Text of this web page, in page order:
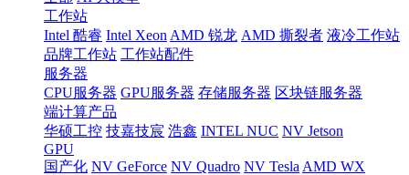
工作站
Intel 酷睿 Intel Xeon AMD 锐龙 AMD 撕裂者 液冷工作站
品牌工作站 工作站配件
服务器
CPU服务器 GPU服务器 存储服务器 区块链服务器
端计算产品
华硕工控 技嘉技宸 浩鑫 INTEL NUC NV Jetson
GPU
国产化 NV GeForce NV Quadro NV Tesla AMD WX